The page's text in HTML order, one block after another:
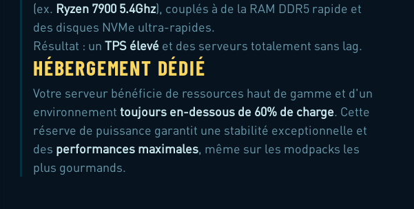
(ex. Ryzen 7900 5.4Ghz), couplés à de la RAM DDR5 rapide et
des disques NVMe ultra-rapides.
Résultat : un TPS élevé et des serveurs totalement sans lag.
HÉBERGEMENT DÉDIÉ
Votre serveur bénéficie de ressources haut de gamme et d'un
environnement toujours en-dessous de 60% de charge. Cette
réserve de puissance garantit une stabilité exceptionnelle et
des performances maximales, même sur les modpacks les
plus gourmands.